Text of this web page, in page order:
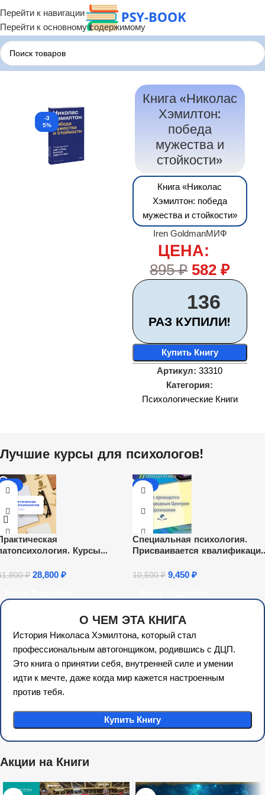
Перейти к навигации
Перейти к основному содержимому
Главная Психологические Книги
-3
5%
Книга «Николас
Хэмилтон:
победа
мужества и
стойкости»
Книга «Николас
Хэмилтон: победа
мужества и стойкости»
Iren GoldmanМИФ
ЦЕНА:
895₽ 582₽
136
РАЗ КУПИЛИ!
Купить Книгу
Артикул:33310
Категория:
Психологические Книги
Лучшие курсы для психологов!
-31%
Курсы
₽ 28,800 ₽
-10%
Специальная психология.
Присваивается
(252 ч.)
10,500₽ 9,450 ₽
О ЧЕМ ЭТА КНИГА
История Николаса Хэмилтона, который стал
профессиональным автогонщиком, родившись с ДЦП.
Это книга о принятии себя, внутренней силе и умении
идти к мечте, даже когда мир кажется настроенным
против тебя.
Купить Книгу
Акции на Книги